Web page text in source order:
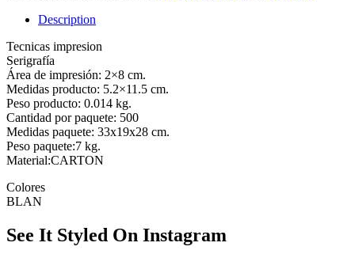
Description
Tecnicas impresion
Serigrafía
Área de impresión: 2×8 cm.
Medidas producto: 5.2×11.5 cm.
Peso producto: 0.014 kg.
Cantidad por paquete: 500
Medidas paquete: 33x19x28 cm.
Peso paquete:7 kg.
Material:CARTON
Colores
BLAN
See It Styled On Instagram